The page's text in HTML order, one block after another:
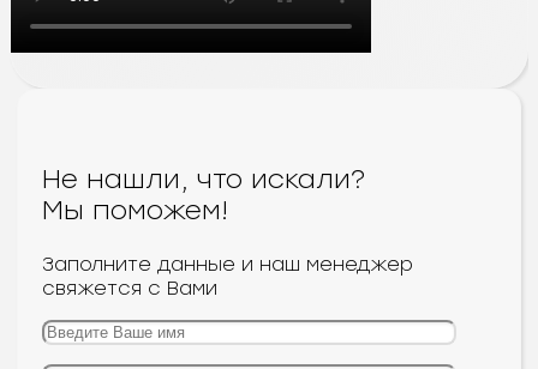
Не нашли, что искали?
Мы поможем!
Заполните данные и наш менеджер
свяжется с Вами